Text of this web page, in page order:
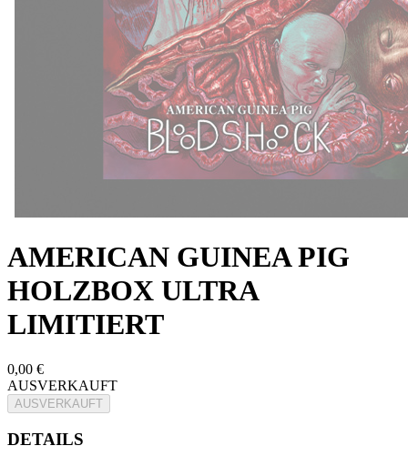
AMERICAN GUINEA PIG
HOLZBOX ULTRA
LIMITIERT
0,00 €
AUSVERKAUFT
AUSVERKAUFT
DETAILS